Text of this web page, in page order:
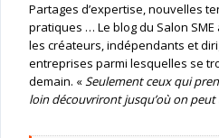
Partages d’expertise, nouvelles
pratiques … Le blog du Salon
les créateurs, indépendants et
entreprises parmi lesquelles se
demain. «Seulement ceux qui
loin découvriront jusqu’où on peut